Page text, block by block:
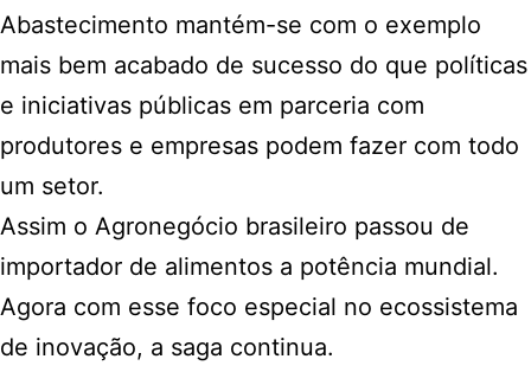
Abastecimento mantém-se com o exemplo
mais bem acabado de sucesso do que políticas
e iniciativas públicas em parceria com
produtores e empresas podem fazer com todo
um setor.
Assim o Agronegócio brasileiro passou de
importador de alimentos a potência mundial.
Agora com esse foco especial no ecossistema
de inovação, a saga continua.